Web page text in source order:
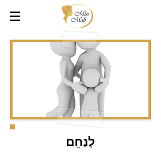
לְנַחֵם